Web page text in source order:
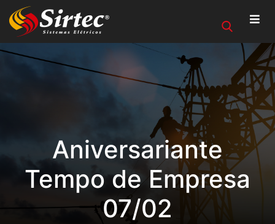
Aniversariante
Tempo de Empresa
07/02